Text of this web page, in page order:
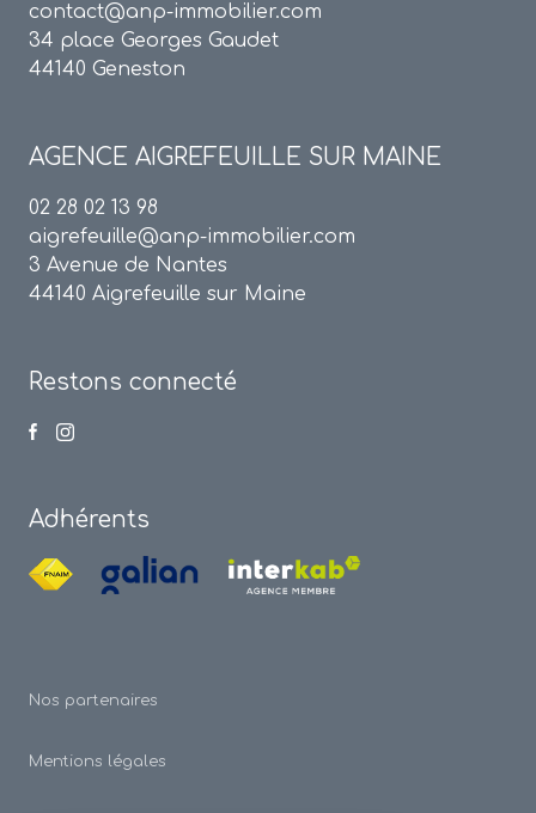
contact@anp-immobilier.com
34 place Georges Gaudet
44140 Geneston
AGENCE AIGREFEUILLE SUR MAINE
02 28 02 13 98
aigrefeuille@anp-immobilier.com
3 Avenue de Nantes
44140 Aigrefeuille sur Maine
Restons connecté
Adhérents
Nos partenaires
Mentions légales